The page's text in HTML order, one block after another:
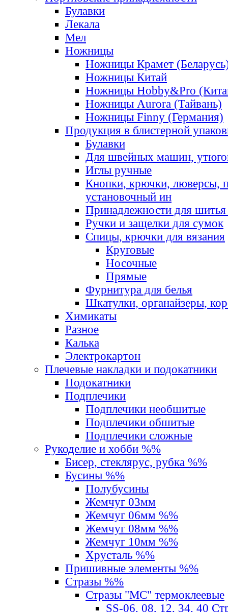
Булавки
Лекала
Мел
Ножницы
Ножницы Крамет
Ножницы Китай
Ножницы Hobby&Pro
Ножницы Aurora (Тайвань)
Ножницы Finny (Германия)
Продукция в блистерной
Булавки
Для швейных машин,
Иглы ручные
Кнопки, крючки, люверсы,
установочный ин
Принадлежности для шитья
Ручки и защелки для сумок
Спицы, крючки для вязания
Круговые
Носочные
Прямые
Фурнитура для белья
Шкатулки, органайзеры,
Химикаты
Разное
Калька
Электрокартон
Плечевые накладки и подокатники
Подокатники
Подплечики
Подплечики необшитые
Подплечики обшитые
Подплечики сложные
Рукоделие и хобби %%
Бисер, стеклярус, рубка %%
Бусины %%
Полубусины
Жемчуг 03мм
Жемчуг 06мм %%
Жемчуг 08мм %%
Жемчуг 10мм %%
Хрусталь %%
Пришивные элементы %%
Стразы %%
Стразы "MС" термоклеевые
SS-06, 08, 12, 34, 40